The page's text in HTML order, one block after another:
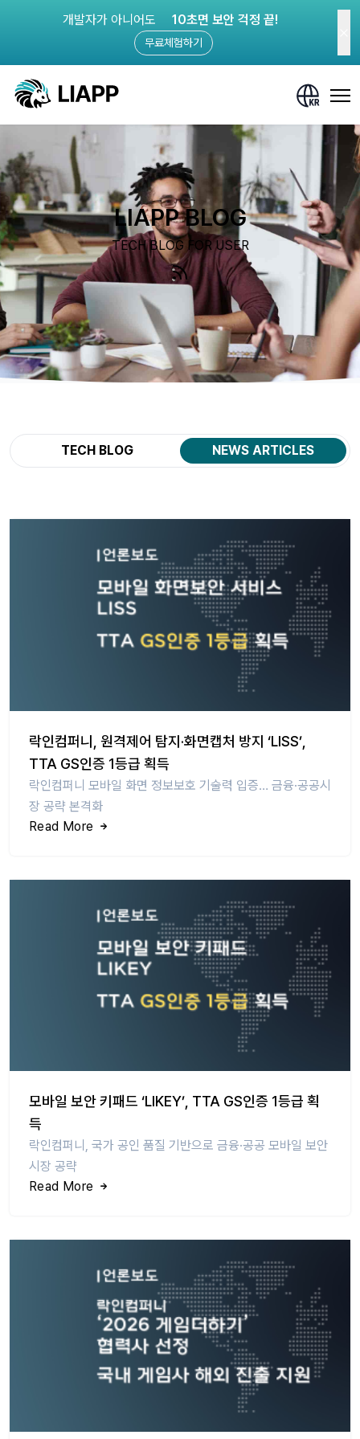
개발자가 아니어도 10초면 보안 걱정 끝!
무료체험하기
LIAPP BLOG
TECH BLOG FOR USER
TECH BLOG NEWS ARTICLES
락인컴퍼니, 원격제어 탐지·화면캡처 방지 ‘LISS’,
TTA GS인증 1등급 획득
락인컴퍼니 모바일 화면 정보보호 기술력 입증… 금융·공공시
장 공략 본격화
Read More
모바일 보안 키패드 ‘LIKEY’, TTA GS인증 1등급 획
득
락인컴퍼니, 국가 공인 품질 기반으로 금융·공공 모바일 보안
시장 공략
Read More